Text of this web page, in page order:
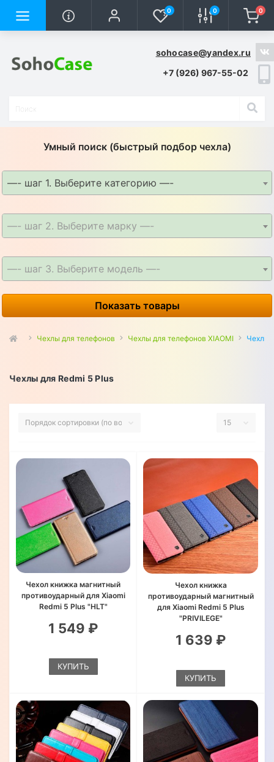
0 0 0
sohocase@yandex.ru
+7 (926) 967-55-02
Умный поиск (быстрый подбор чехла)
—- шаг 1. Выберите категорию —-
—- шаг 2. Выберите марку —-
—- шаг 3. Выберите модель —-
Показать товары
Чехлы для телефонов Чехлы для телефонов XIAOMI Чехлы
Чехлы для Redmi 5 Plus
Чехол книжка магнитный
противоударный для Xiaomi
Redmi 5 Plus "HLT"
1 549 ₽
КУПИТЬ
Чехол книжка
противоударный магнитный
для Xiaomi Redmi 5 Plus
"PRIVILEGE"
1 639 ₽
КУПИТЬ